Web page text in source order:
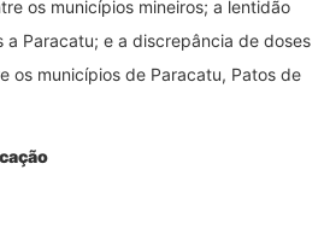
os municípios mineiros; a lentidão
a Paracatu; e a discrepância de doses
os municípios de Paracatu, Patos de